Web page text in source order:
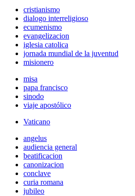
cristianismo
dialogo interreligioso
ecumenismo
evangelizacion
iglesia catolica
jornada mundial de la juventud
misionero
misa
papa francisco
sinodo
viaje apostólico
Vaticano
angelus
audiencia general
beatificacion
canonizacion
conclave
curia romana
jubileo